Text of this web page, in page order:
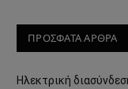
ΠΡΟΣΦΑΤΑ ΑΡΘΡΑ
Ηλεκτρική